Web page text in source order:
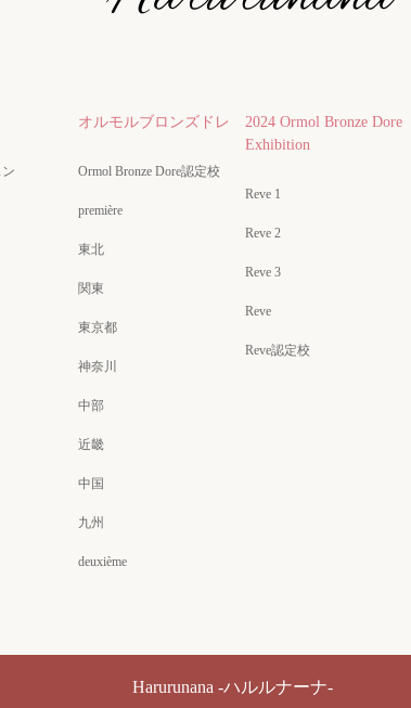
オルモルブロンズドレ
Ormol Bronze Dore認定校
première
東北
関東
東京都
神奈川
中部
近畿
中国
九州
deuxième
2024 Ormol Bronze Dore
Exhibition
Reve 1
Reve 2
Reve 3
Reve
Reve認定校
Harurunana -ハルルナーナ-